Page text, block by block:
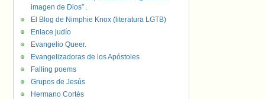
imagen de Dios” .
El Blog de Nimphie Knox (literatura LGTB)
Enlace judío
Evangelio Queer.
Evangelizadoras de los Apóstoles
Falling poems
Grupos de Jesús
Hermano Cortés